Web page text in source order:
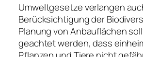
Umweltgesetze verlangen
Berücksichtigung der
Planung von Anbauflächen
geachtet werden, dass